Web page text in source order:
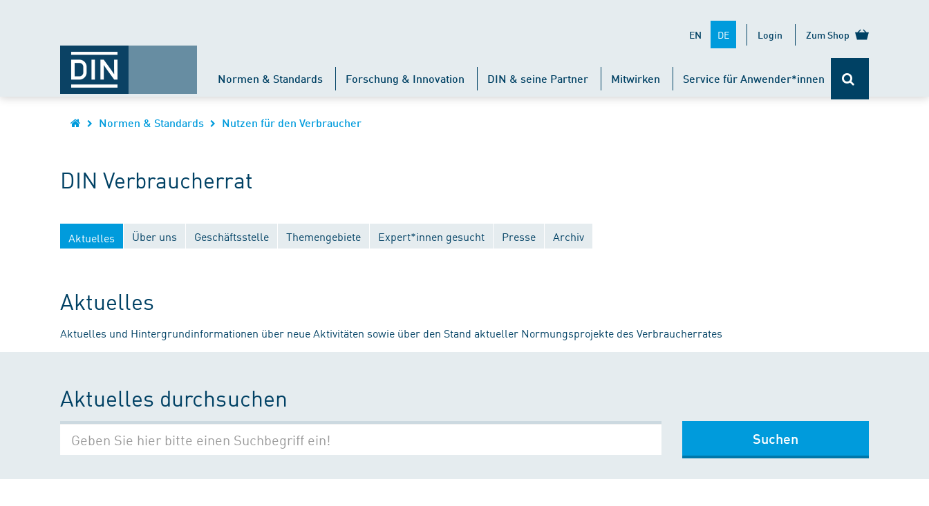
EN DE Login Zum Shop
Normen & Standards Forschung & Innovation DIN & seine Partner Mitwirken Service für Anwender*innen
Normen & Standards Nutzen für den Verbraucher
DIN Verbraucherrat
Aktuelles Über uns Geschäftsstelle Themengebiete Expert*innen gesucht Presse Archiv
Aktuelles
Aktuelles und Hintergrundinformationen über neue Aktivitäten sowie über den Stand aktueller Normungsprojekte des Verbraucherrates
Aktuelles durchsuchen
Suchen